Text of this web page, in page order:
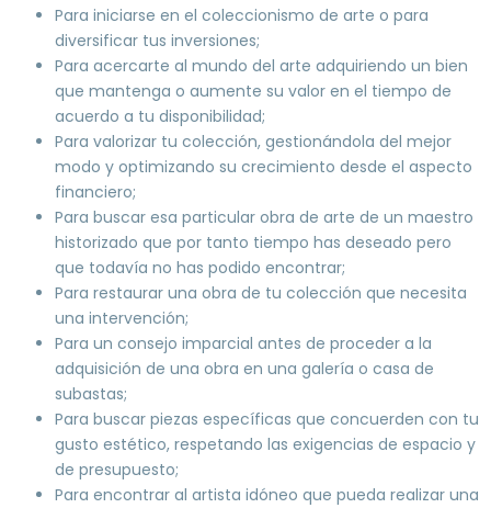
Para iniciarse en el coleccionismo de arte o para
diversificar tus inversiones;
Para acercarte al mundo del arte adquiriendo un bien
que mantenga o aumente su valor en el tiempo de
acuerdo a tu disponibilidad;
Para valorizar tu colección, gestionándola del mejor
modo y optimizando su crecimiento desde el aspecto
financiero;
Para buscar esa particular obra de arte de un maestro
historizado que por tanto tiempo has deseado pero
que todavía no has podido encontrar;
Para restaurar una obra de tu colección que necesita
una intervención;
Para un consejo imparcial antes de proceder a la
adquisición de una obra en una galería o casa de
subastas;
Para buscar piezas específicas que concuerden con tu
gusto estético, respetando las exigencias de espacio y
de presupuesto;
Para encontrar al artista idóneo que pueda realizar una